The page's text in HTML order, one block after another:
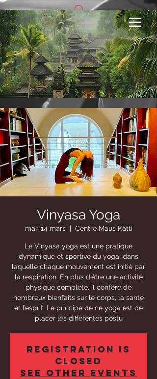
Se connecter
Vinyasa Yoga
mar. 14 mars
  |
Centre Maus Kätti
Le Vinyasa yoga est une pratique
dynamique et sportive du yoga, dans
laquelle chaque mouvement est initié par
la respiration. En plus d’être une activité
physique complète, il confère de
nombreux bienfaits sur le corps, la santé
et l’esprit. Le principe de ce yoga est de
placer les différentes postu
Registration is
Closed
See other events